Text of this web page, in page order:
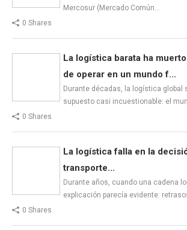
Mercosur (Mercado Común…
0 Shares
La logística barata ha
de operar en un mundo f...
Durante décadas, la logística global
supuesto casi incuestionable: el
0 Shares
La logística falla en la
transporte...
Durante años, cuando una cadena
explicación parecía evidente:
0 Shares